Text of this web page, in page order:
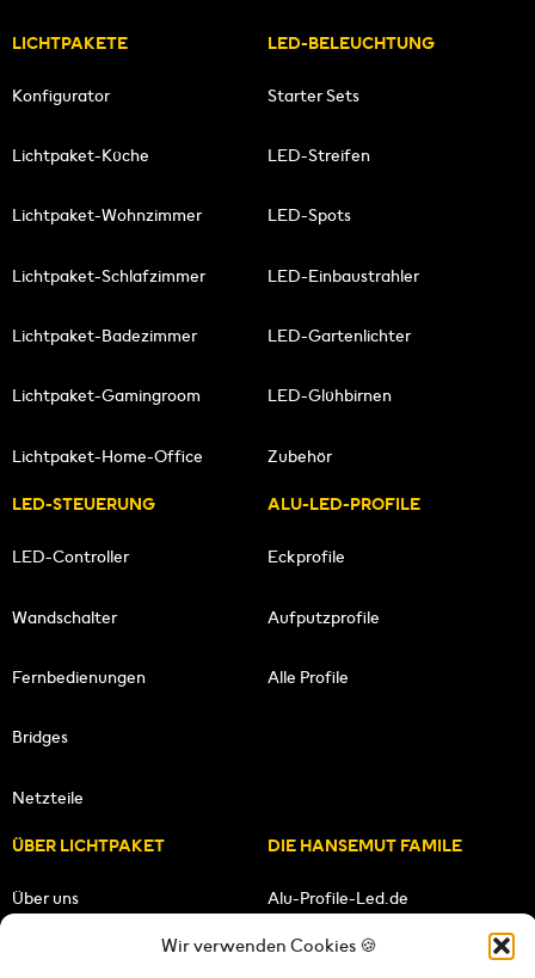
Wir verwenden Cookies 🍪
LICHTPAKETE
Konfigurator
Lichtpaket-Küche
Lichtpaket-Wohnzimmer
Lichtpaket-Schlafzimmer
Lichtpaket-Badezimmer
Lichtpaket-Gamingroom
Lichtpaket-Home-Office
LED-BELEUCHTUNG
Starter Sets
LED-Streifen
LED-Spots
LED-Einbaustrahler
LED-Gartenlichter
LED-Glühbirnen
Zubehör
LED-STEUERUNG
LED-Controller
Wandschalter
Fernbedienungen
Bridges
Netzteile
ALU-LED-PROFILE
Eckprofile
Aufputzprofile
Alle Profile
ÜBER LICHTPAKET
Über uns
DIE HANSEMUT FAMILE
Alu-Profile-Led.de
HANSEMUT.de